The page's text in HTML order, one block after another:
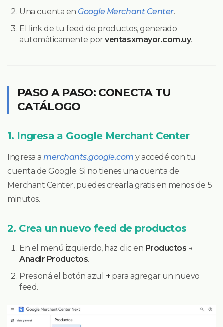
Una cuenta en Google Merchant Center.
El link de tu feed de productos, generado
automáticamente porventasxmayor.com.uy.
PASO A PASO: CONECTA TU
CATÁLOGO
1. Ingresa a Google Merchant Center
Ingresa amerchants.google.com y accedé con tu
cuenta de Google. Si no tienes una cuenta de
Merchant Center, puedes crearla gratis en menos de 5
minutos.
2. Crea un nuevo feed de productos
En el menú izquierdo, haz clic en Productos →
Añadir Productos.
Presioná el botón azul + para agregar un nuevo
feed.